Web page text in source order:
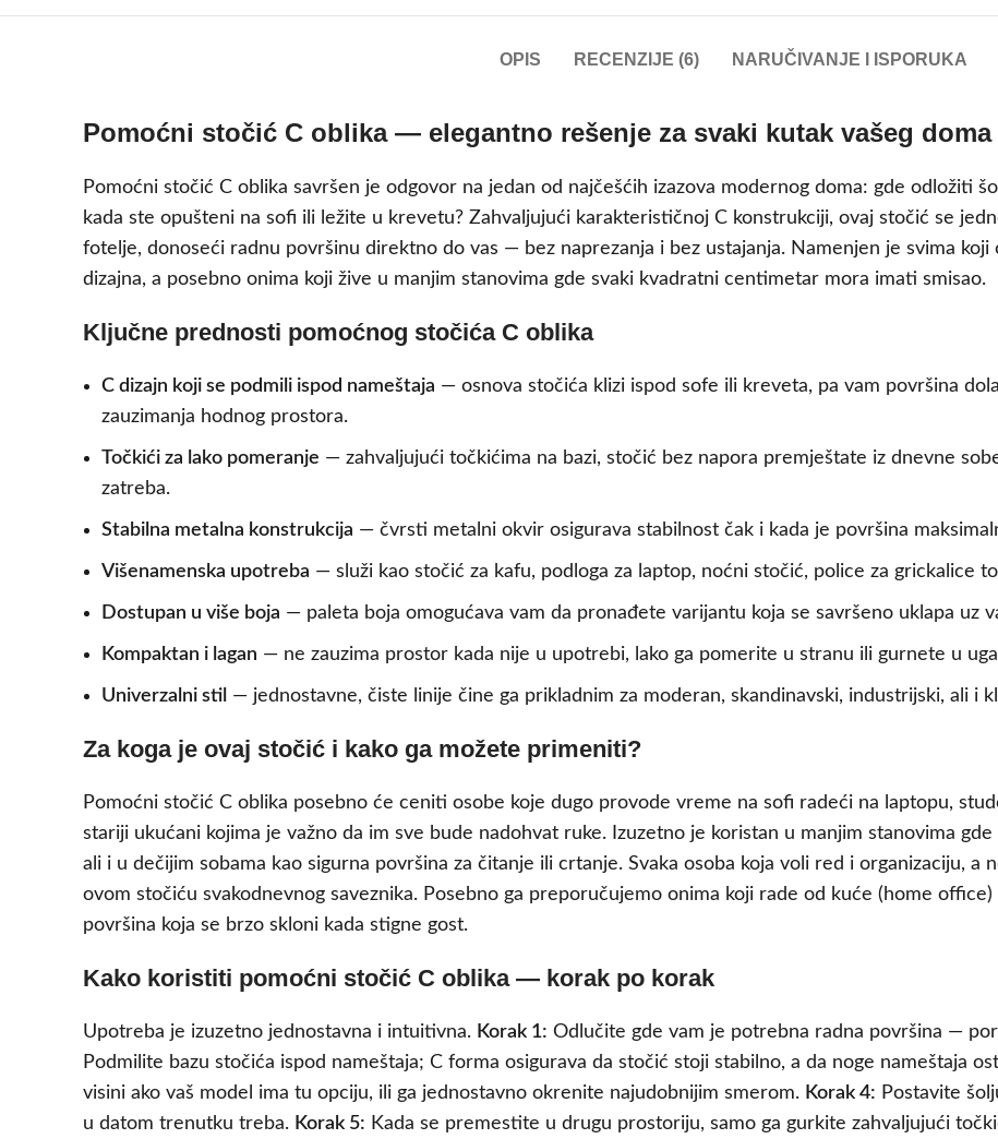
OPIS RECENZIJE (6) NARUČIVANJE I ISPORUKA
Pomoćni stočić C oblika — elegantno rešenje za svaki kutak vašeg doma
Pomoćni stočić C oblika savršen je odgovor na jedan od najčešćih izazova modernog doma: gde odložiti
kada ste opušteni na sofi ili ležite u krevetu? Zahvaljujući karakterističnoj C konstrukciji, ovaj stočić se
fotelje, donoseći radnu površinu direktno do vas — bez naprezanja i bez ustajanja. Namenjen je svima
dizajna, a posebno onima koji žive u manjim stanovima gde svaki kvadratni centimetar mora imati smisao.
Ključne prednosti pomoćnog stočića C oblika
C dizajn koji se podmili ispod nameštaja — osnova stočića klizi ispod sofe ili kreveta, pa vam površina
zauzimanja hodnog prostora.
Točkići za lako pomeranje — zahvaljujući točkićima na bazi, stočić bez napora premještate iz dnevne
zatreba.
Stabilna metalna konstrukcija — čvrsti metalni okvir osigurava stabilnost čak i kada je površina
Višenamenska upotreba — služi kao stočić za kafu, podloga za laptop, noćni stočić, police za grickalice
Dostupan u više boja — paleta boja omogućava vam da pronađete varijantu koja se savršeno uklapa uz
Kompaktan i lagan — ne zauzima prostor kada nije u upotrebi, lako ga pomerite u stranu ili gurnete u
Univerzalni stil — jednostavne, čiste linije čine ga prikladnim za moderan, skandinavski, industrijski, ali i
Za koga je ovaj stočić i kako ga možete primeniti?
Pomoćni stočić C oblika posebno će ceniti osobe koje dugo provode vreme na sofi radeći na laptopu,
stariji ukućani kojima je važno da im sve bude nadohvat ruke. Izuzetno je koristan u manjim stanovima
ali i u dečijim sobama kao sigurna površina za čitanje ili crtanje. Svaka osoba koja voli red i organizaciju, a
ovom stočiću svakodnevnog saveznika. Posebno ga preporučujemo onima koji rade od kuće (home
površina koja se brzo skloni kada stigne gost.
Kako koristiti pomoćni stočić C oblika — korak po korak
Upotreba je izuzetno jednostavna i intuitivna. Korak 1: Odlučite gde vam je potrebna radna površina —
Podmilite bazu stočića ispod nameštaja; C forma osigurava da stočić stoji stabilno, a da noge nameštaja
visini ako vaš model ima tu opciju, ili ga jednostavno okrenite najudobnijim smerom. Korak 4: Postavite
u datom trenutku treba. Korak 5: Kada se premestite u drugu prostoriju, samo ga gurkite zahvaljujući